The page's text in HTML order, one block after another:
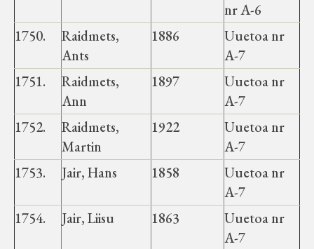
nr A-6
1750.
Raidmets,
Ants
1886
Uuetoa nr
A-7
1751.
Raidmets,
Ann
1897
Uuetoa nr
A-7
1752.
Raidmets,
Martin
1922
Uuetoa nr
A-7
1753.
Jair, Hans 1858
Uuetoa nr
A-7
1754.
Jair, Liisu 1863
Uuetoa nr
A-7